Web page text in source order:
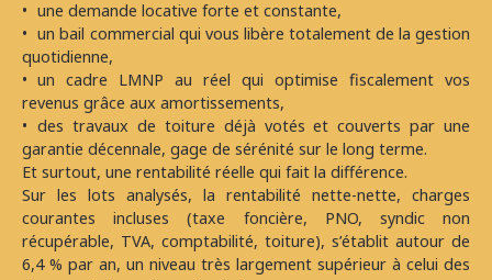
une demande locative forte et constante,
un bail commercial qui vous libère totalement de la gestion
quotidienne,
un cadre LMNP au réel qui optimise fiscalement vos
revenus grâce aux amortissements,
des travaux de toiture déjà votés et couverts par une
garantie décennale, gage de sérénité sur le long terme.
Et surtout, une rentabilité réelle qui fait la différence.
Sur les lots analysés, la rentabilité nette-nette, charges
courantes incluses (taxe foncière, PNO, syndic non
récupérable, TVA, comptabilité, toiture), s’établit autour de
6,4 % par an, un niveau très largement supérieur à celui des